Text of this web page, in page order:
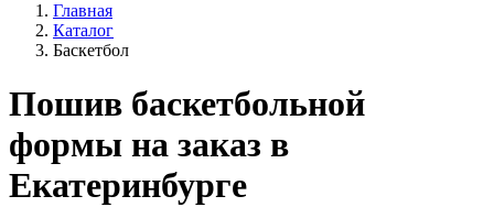
Главная
Каталог
Баскетбол
Пошив баскетбольной
формы на заказ в
Екатеринбурге